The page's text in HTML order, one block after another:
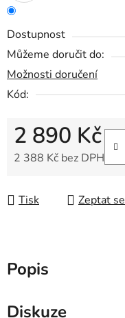
Dostupnost
Můžeme doručit do:
Možnosti doručení
Kód:
2 890 Kč
2 388 Kč bez DPH
Tisk Zeptat se
Popis
Diskuze